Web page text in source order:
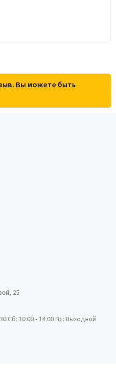
Вы можете быть
25
Сб: 10:00 - 14:00 Вс: Выходной